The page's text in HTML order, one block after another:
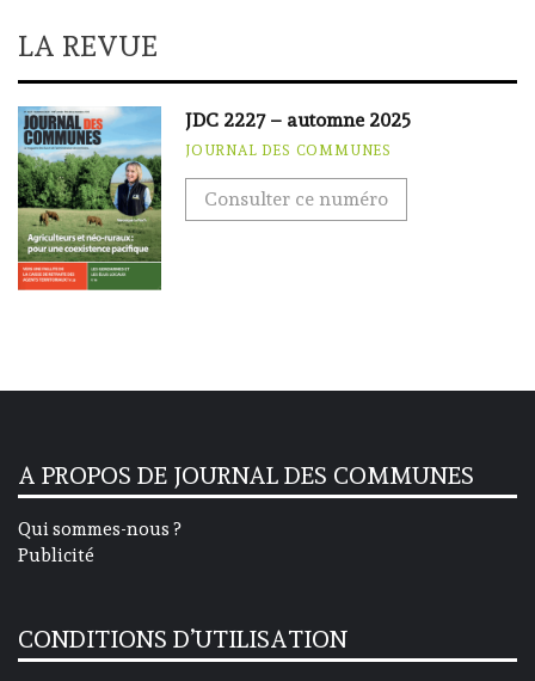
LA REVUE
JDC 2227 – automne 2025
JOURNAL DES COMMUNES
Consulter ce numéro
A PROPOS DE JOURNAL DES COMMUNES
Qui sommes-nous ?
Publicité
CONDITIONS D’UTILISATION